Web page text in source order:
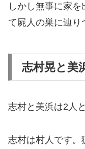
しかし無事に家
て屍人の巣に辿り
志村晃と美
志村と美浜は2人
志村は村人です。